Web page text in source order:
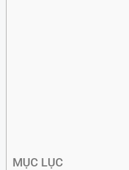
MỤC LỤC